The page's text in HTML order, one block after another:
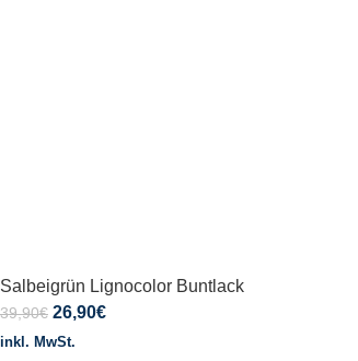
Salbeigrün Lignocolor Buntlack
39,90€ 26,90€
inkl. MwSt.